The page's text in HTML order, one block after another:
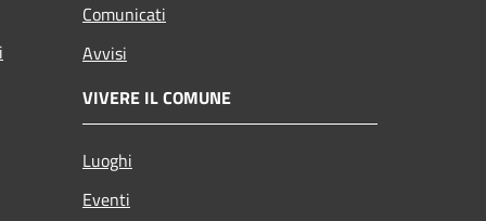
Comunicati
Avvisi
VIVERE IL COMUNE
Luoghi
Eventi